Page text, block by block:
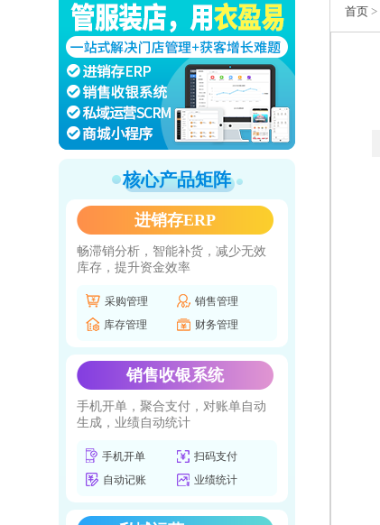
核心产品矩阵
进销存ERP
畅滞销分析，智能补货，减少无效
库存，提升资金效率
采购管理
销售管理
库存管理
财务管理
销售收银系统
手机开单，聚合支付，对账单自动
生成，业绩自动统计
手机开单
扫码支付
自动记账
业绩统计
首页 >